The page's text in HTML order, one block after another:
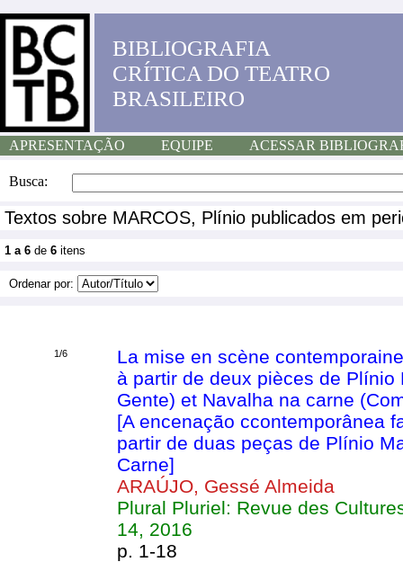
BIBLIOGRAFIA
CRÍTICA DO TEATRO
BRASILEIRO
APRESENTAÇÃO EQUIPE ACESSAR
Busca:
Textos sobre MARCOS, Plínio publicados em
1 a 6 de 6 itens
Ordenar por:
1/6
La mise en scène
à partir de deux pièces de
Gente) et Navalha na carne
[A encenação ccontemporânea
partir de duas peças de Plínio
Carne]
ARAÚJO, Gessé Almeida
Plural Pluriel: Revue des
14, 2016
p. 1-18